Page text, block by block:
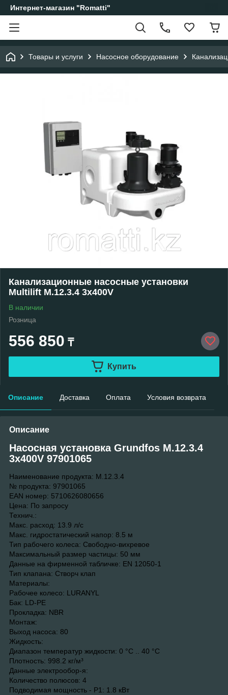
Интернет-магазин "Romatti"
Товары и услуги Насосное оборудование
Канализационные насосные установки
Multilift M.12.3.4 3x400V
В наличии
Розница
556 850 ₸
Купить
Описание Доставка Оплата Условия возврата
Описание
Насосная установка Grundfos M.12.3.4
3x400V 97901065
Наименование продукта: M.12.3.4
№ продукта: 97901065
EAN номер: 5710626080656
Цена: По запросу
Технич.:
Maкс. расход: 13.9 л/с
Макс. гидростатический напор: 8.5 м
Тип рабочего колеса: Свободно-вихревое
Максимальный размер частицы: 50 мм
Данные на фирменной табличке: EN 12050-1
Тип клапана: Створч клап
Материалы:
Рабочее колесо: LURANYL
Бак: LD-PE
Прокладка: NBR
Монтаж:
Выход насоса: 80
Жидкость:
Диапазон температур жидкости: 0 °C .. 40 °C
Плотность: 998.2 кг/м³
Данные электрообор-я:
Количество полюсов: 4
Подводимая мощность - P1: 1.8 кВт